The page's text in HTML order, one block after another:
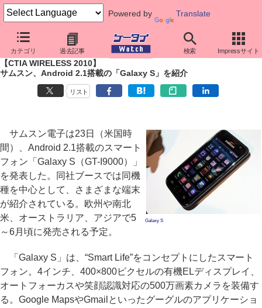
Powered by Translate
カテゴリ 過去記事 検索 Impressサイト
ケータイ Watch イベント CTIA Wireless
2010
【CTIA WIRELESS 2010】
サムスン、Android 2.1搭載の「Galaxy S」を紹介
リスト
Galaxy S
サムスン電子は23日（米国時
間）、Android 2.1搭載のスマート
フォン「Galaxy S（GT-I9000）」
を発表した。同社ブースでは同機
種を中心として、さまざまな端末
が紹介されている。欧州や南北
米、オーストラリア、アジアで5
～6月頃に発売される予定。
「Galaxy S」は、“Smart Life”をコンセプトにしたスマート
フォン。4インチ、400×800ピクセルの有機ELディスプレイ、
オートフォーカスや笑顔認識対応の500万画素カメラを装備す
る。Google MapsやGmailといったグーグルのアプリケーショ